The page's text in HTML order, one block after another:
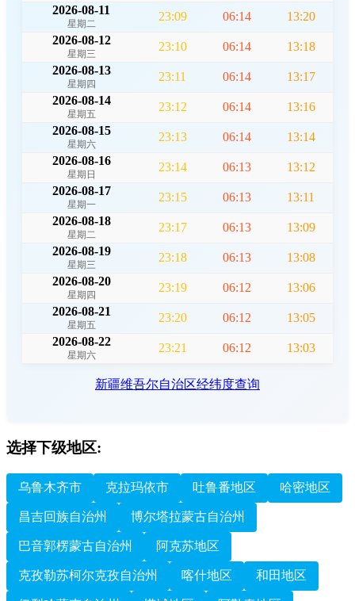
2026-08-11
星期二
23:09 06:14
13:20
2026-08-12
星期三
23:10 06:14
13:18
2026-08-13
星期四
23:11 06:14
13:17
2026-08-14
星期五
23:12 06:14
13:16
2026-08-15
星期六
23:13 06:14
13:14
2026-08-16
星期日
23:14 06:13
13:12
2026-08-17
星期一
23:15 06:13
13:11
2026-08-18
星期二
23:17 06:13
13:09
2026-08-19
星期三
23:18 06:13
13:08
2026-08-20
星期四
23:19 06:12
13:06
2026-08-21
星期五
23:20 06:12
13:05
2026-08-22
星期六
23:21 06:12 13:03
新疆维吾尔自治区经纬度查询
选择下级地区:
乌鲁木齐市 克拉玛依市 吐鲁番地区 哈密地区
昌吉回族自治州 博尔塔拉蒙古自治州
巴音郭楞蒙古自治州 阿克苏地区
克孜勒苏柯尔克孜自治州 喀什地区 和田地区